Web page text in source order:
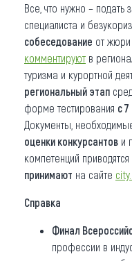
Все, что нужно – подать
специалиста и
собеседование от жюри
комментируют в
туризма и курортной
региональный этап
форме тестирования с
Документы,
оценки конкурсантов и
компетенций приводятся
принимают на сайте
Справка
Финал
профессии в